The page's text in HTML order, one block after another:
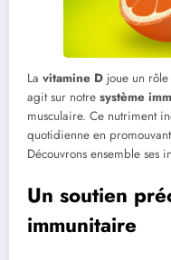
La vitamine D joue un
agit sur notre système
musculaire. Ce nutriment
quotidienne en
Découvrons ensemble ses
Un soutien
immunitaire